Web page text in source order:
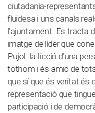
ciutadania-
fluïdesa i uns canals
l’ajuntament. Es tracta
imatge de líder que
Pujol: la ficció d’una
tothom i és amic de
que sí que és veritat és
representació que
participació i de